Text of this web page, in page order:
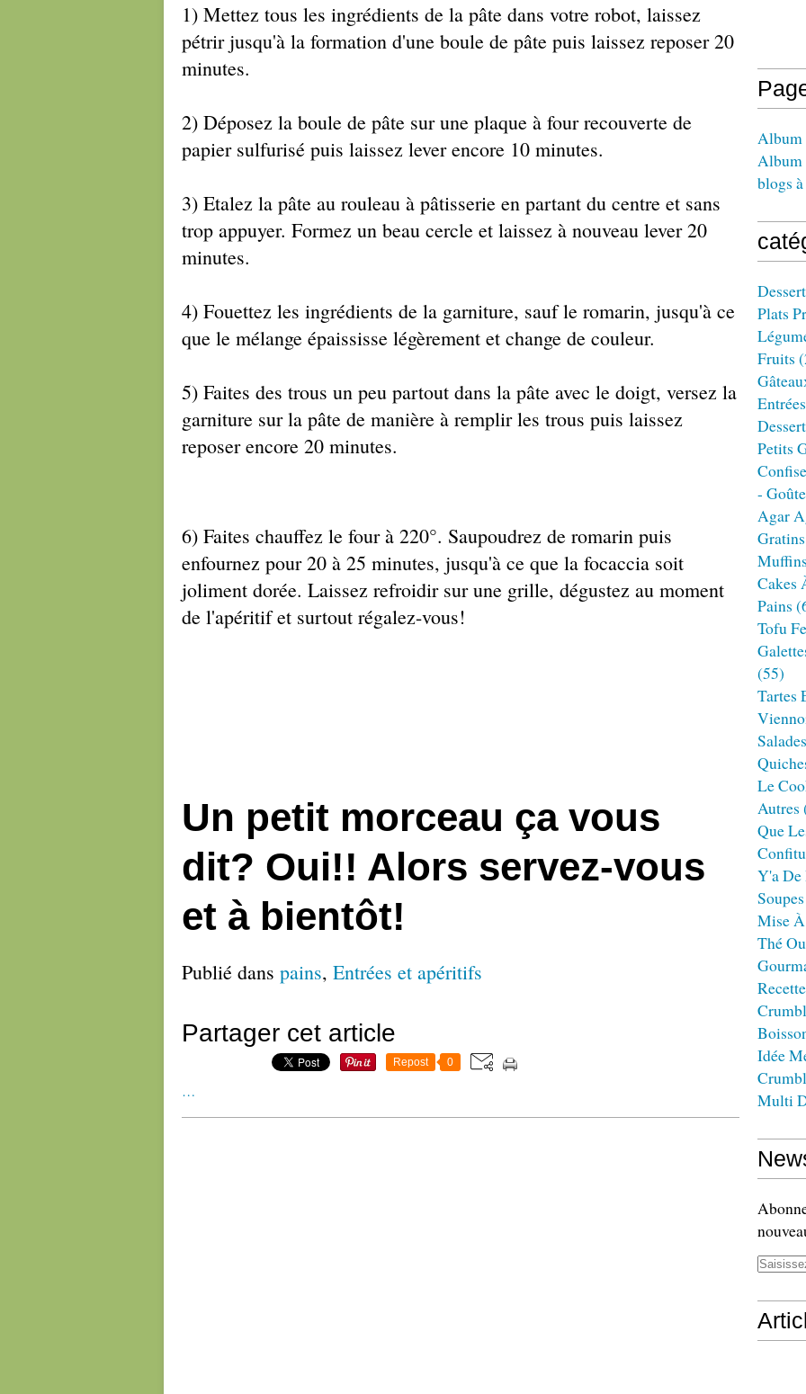
1) Mettez tous les ingrédients de la pâte dans votre robot, laissez
pétrir jusqu'à la formation d'une boule de pâte puis laissez reposer 20
minutes.
2) Déposez la boule de pâte sur une plaque à four recouverte de
papier sulfurisé puis laissez lever encore 10 minutes.
3) Etalez la pâte au rouleau à pâtisserie en partant du centre et sans
trop appuyer. Formez un beau cercle et laissez à nouveau lever 20
minutes.
4) Fouettez les ingrédients de la garniture, sauf le romarin, jusqu'à ce
que le mélange épaississe légèrement et change de couleur.
5) Faites des trous un peu partout dans la pâte avec le doigt, versez la
garniture sur la pâte de manière à remplir les trous puis laissez
reposer encore 20 minutes.
6) Faites chauffez le four à 220°. Saupoudrez de romarin puis
enfournez pour 20 à 25 minutes, jusqu'à ce que la focaccia soit
joliment dorée. Laissez refroidir sur une grille, dégustez au moment
de l'apéritif et surtout régalez-vous!
Un petit morceau ça vous
dit? Oui!! Alors servez-vous
et à bientôt!
Publié dans pains, Entrées et apéritifs
Partager cet article
Repost 0
…
Album
Album
blogs
Plats
Fruits
Petits
-
Agar
Cakes
Pains
Tofu
(55)
Tartes
Salades
Le
Autres
Que
Y'a De
Soupes
Mise
Thé
Idée
Multi